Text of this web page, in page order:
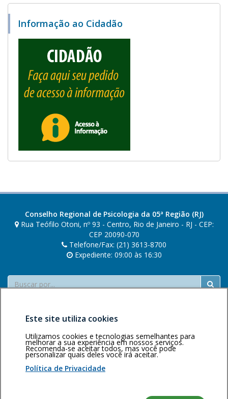
Informação ao Cidadão
Conselho Regional de Psicologia da 05ª Região (RJ)
Rua Teófilo Otoni, nº 93 - Centro, Rio de Janeiro - RJ - CEP:
CEP 20090-070
Telefone/Fax: (21) 3613-8700
Expediente: 09:00 às 16:30
Buscar
Área restritaPolítica de
privacidadePersonalização
de cookies
Este site utiliza cookies
Utilizamos cookies e tecnologias semelhantes para
melhorar a sua experiência em nossos serviços.
Recomenda-se aceitar todos, mas você pode
personalizar quais deles você irá aceitar.
Política de Privacidade